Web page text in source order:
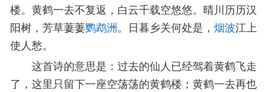
楼。黄鹤一去不复返，白云千载空悠悠。晴川历历汉
阳树，芳草萋萋鹦鹉洲。日暮乡关何处是， 烟波江上
使人愁。
这首诗的意思是：过去的仙人已经驾着黄鹤飞走
了，这里只留下一座空荡荡的黄鹤楼；黄鹤一去再也